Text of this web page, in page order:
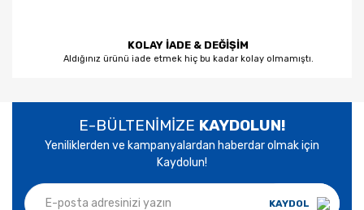
KOLAY İADE & DEĞİŞİM
Aldığınız ürünü iade etmek hiç bu kadar kolay olmamıştı.
E-BÜLTENİMİZE KAYDOLUN!
Yeniliklerden ve kampanyalardan haberdar olmak için
Kaydolun!
KAYDOL